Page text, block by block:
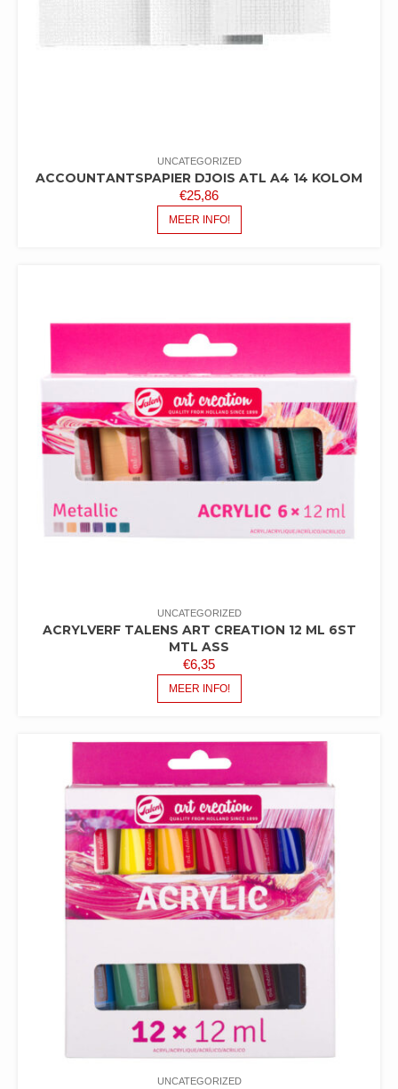
UNCATEGORIZED
ACCOUNTANTSPAPIER DJOIS ATL A4 14 KOLOM
€25,86
MEER INFO!
UNCATEGORIZED
ACRYLVERF TALENS ART CREATION 12 ML 6ST
MTL ASS
€6,35
MEER INFO!
UNCATEGORIZED